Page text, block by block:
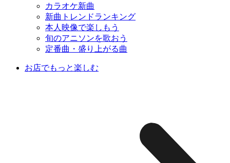
カラオケ新曲
新曲トレンドランキング
本人映像で楽しもう
旬のアニソンを歌おう
定番曲・盛り上がる曲
お店でもっと楽しむ